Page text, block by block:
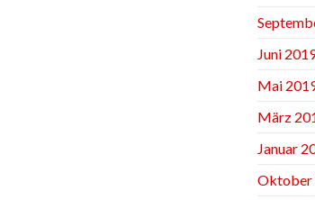
Juni
Mai
März
Januar
Oktober